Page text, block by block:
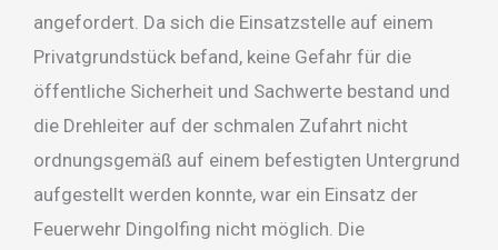
angefordert. Da sich die Einsatzstelle auf einem
Privatgrundstück befand, keine Gefahr für die
öffentliche Sicherheit und Sachwerte bestand und
die Drehleiter auf der schmalen Zufahrt nicht
ordnungsgemäß auf einem befestigten Untergrund
aufgestellt werden konnte, war ein Einsatz der
Feuerwehr Dingolfing nicht möglich. Die